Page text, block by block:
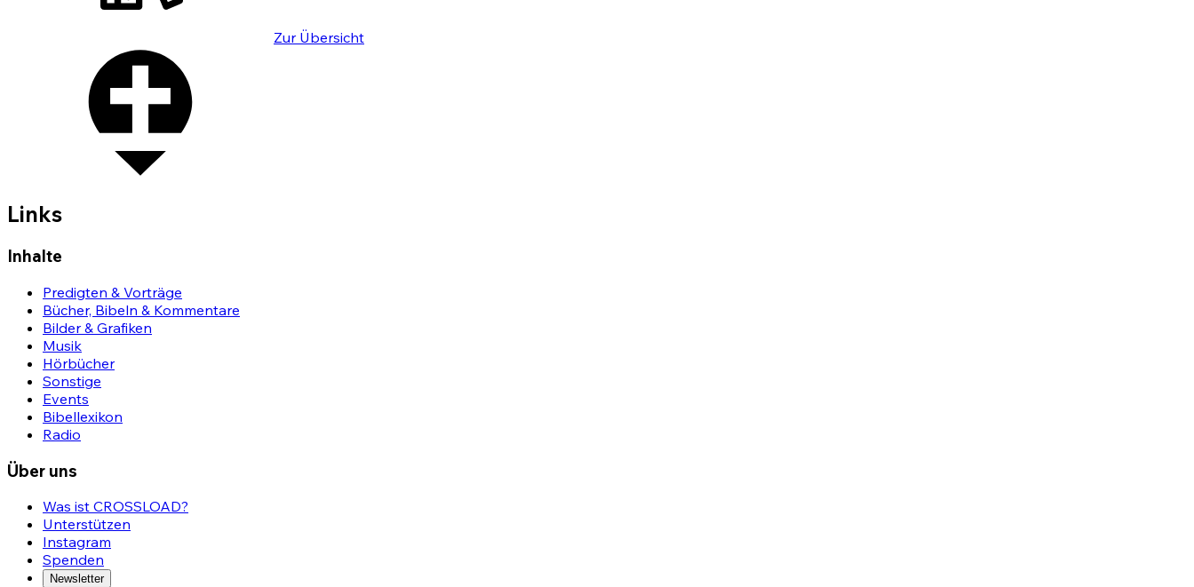
Zur Übersicht
Links
Inhalte
Predigten & Vorträge
Bücher, Bibeln & Kommentare
Bilder & Grafiken
Musik
Hörbücher
Sonstige
Events
Bibellexikon
Radio
Über uns
Was ist CROSSLOAD?
Unterstützen
Instagram
Spenden
Newsletter